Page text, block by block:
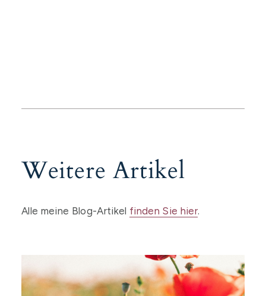
Weitere Artikel
Alle meine Blog-Artikel finden Sie hier.